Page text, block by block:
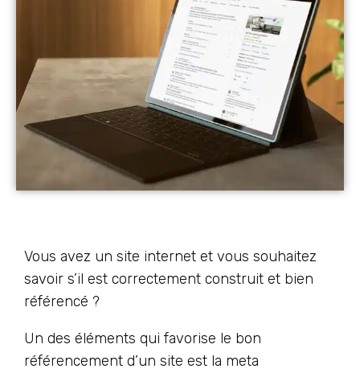
Vous avez un site internet et vous souhaitez
savoir s’il est correctement construit et bien
référencé ?
Un des éléments qui favorise le bon
référencement d’un site est la meta